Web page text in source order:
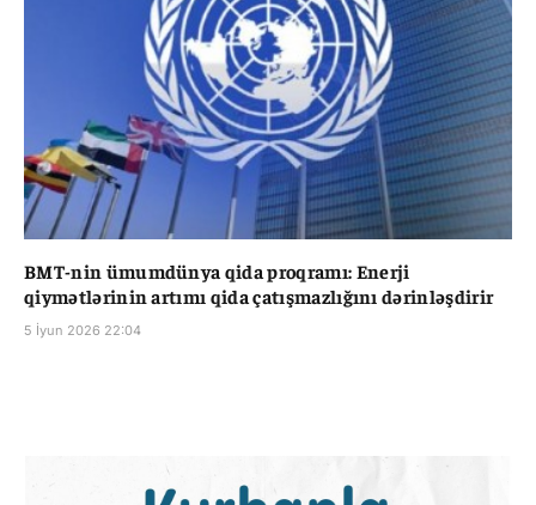
BMT-nin ümumdünya qida proqramı: Enerji
qiymətlərinin artımı qida çatışmazlığını dərinləşdirir
5 İyun 2026 22:04